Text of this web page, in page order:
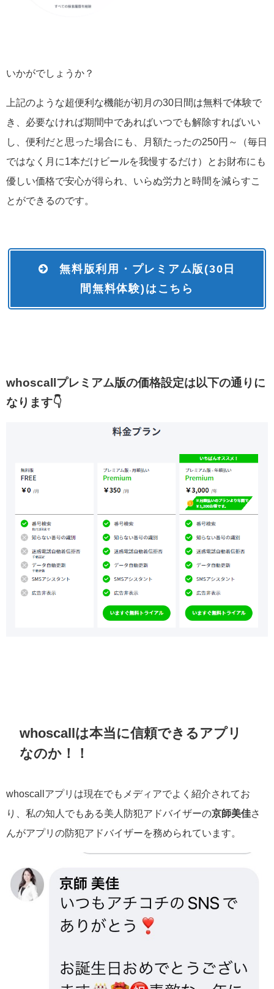
いかがでしょうか？
上記のような超便利な機能が初月の30日間は無料で体験で
き、必要なければ期間中であればいつでも解除すればいい
し、便利だと思った場合にも、月額たったの250円～（毎日
ではなく月に1本だけビールを我慢するだけ）とお財布にも
優しい価格で安心が得られ、いらぬ労力と時間を減らすこ
とができるのです。
無料版利用・プレミアム版(30日
間無料体験)はこちら
whoscallプレミアム版の価格設定は以下の通りに
なります👇
whoscallは本当に信頼できるアプリ
なのか！！
whoscallアプリは現在でもメディアでよく紹介されてお
り、私の知人でもある美人防犯アドバイザーの京師美佳さ
んがアプリの防犯アドバイザーを務められています。